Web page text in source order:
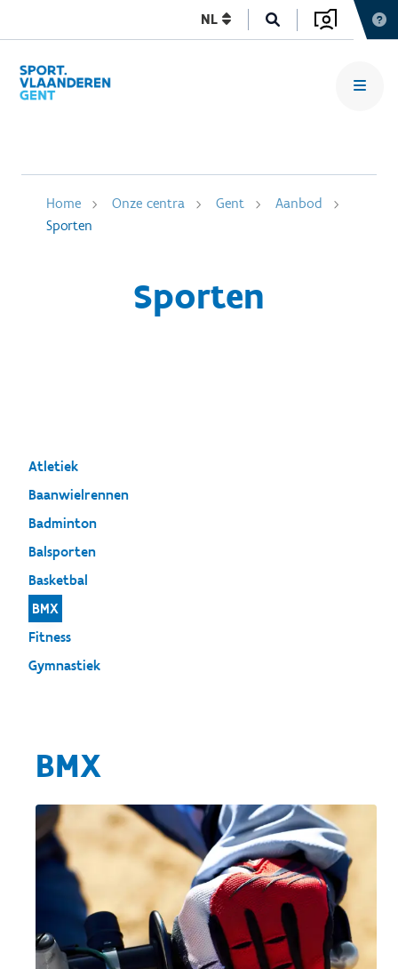
NL
Home Onze centra Gent
Aanbod
Sporten
Sporten
Atletiek
Baanwielrennen
Badminton
Balsporten
Basketbal
BMX
Fitness
Gymnastiek
BMX